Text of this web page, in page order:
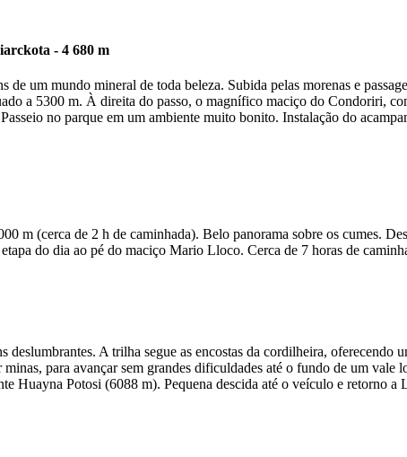
- 4 680 m
um mundo mineral de toda beleza. Subida pelas morenas e
a 5300 m. À direita do passo, o magnífico maciço do Condoriri,
no parque em um ambiente muito bonito. Instalação do
m (cerca de 2 h de caminhada). Belo panorama sobre os cumes.
do dia ao pé do maciço Mario Lloco. Cerca de 7 horas de
A trilha segue as encostas da cordilheira, oferecendo
para avançar sem grandes dificuldades até o fundo de um
Huayna Potosi (6088 m). Pequena descida até o veículo e retorno a